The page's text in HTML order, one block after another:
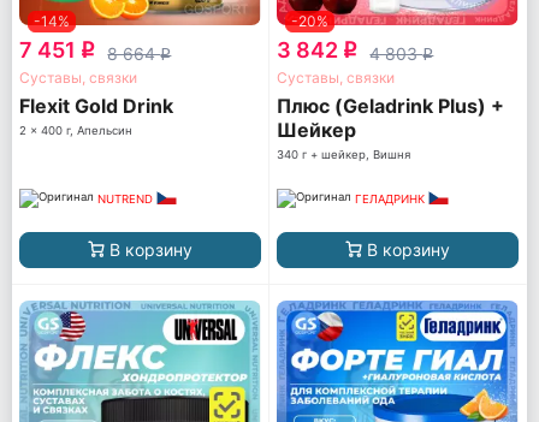
-14%
7 451 q 8 664q
Суставы, связки
Flexit Gold Drink
2 x 400 г, Апельсин
NUTREND
В корзину
-20%
3 842 q 4 803q
Суставы, связки
Плюс (Geladrink Plus) +
Шейкер
340 г + шейкер, Вишня
ГЕЛАДРИНК
В корзину